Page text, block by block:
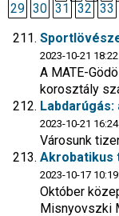
29 30 31 32 33
2023-10-21
A MATE-
korosztály
2023-10-21
Városunk
Akrobatikus
2023-10-17
Október
Misnyovszki